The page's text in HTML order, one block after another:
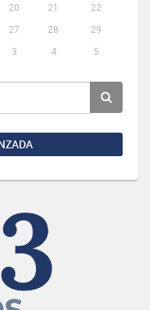
20 21
22
27 28
29
3 4 5